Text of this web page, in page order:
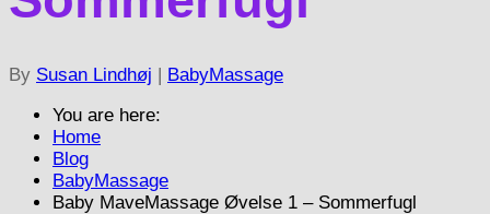
By Susan Lindhøj | BabyMassage
You are here:
Home
Blog
BabyMassage
Baby MaveMassage Øvelse 1 – Sommerfugl